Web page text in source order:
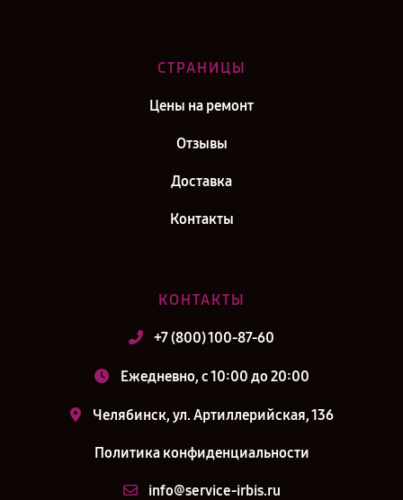
СТРАНИЦЫ
Цены на ремонт
Отзывы
Доставка
Контакты
КОНТАКТЫ
+7 (800) 100-87-60
Ежедневно, с 10:00 до 20:00
Челябинск, ул. Артиллерийская, 136
Политика конфиденциальности
info@service-irbis.ru